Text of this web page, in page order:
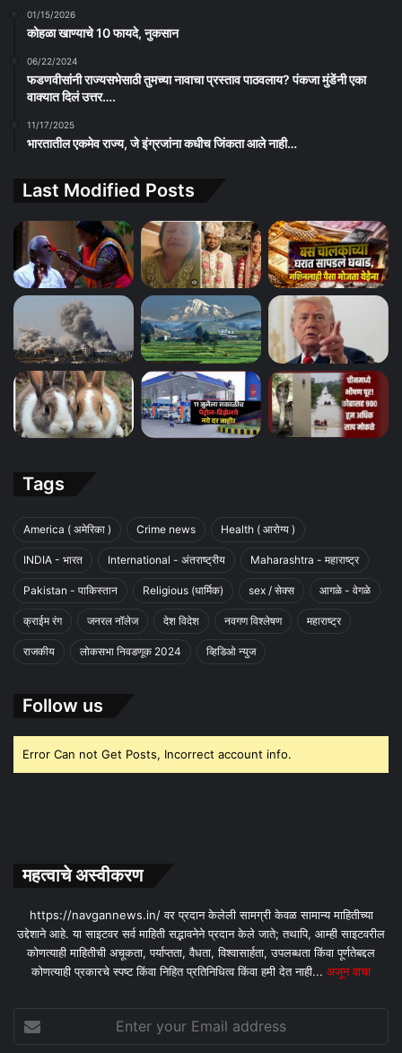
01/15/2026
कोहळा खाण्याचे 10 फायदे, नुकसान
06/22/2024
फडणवीसांनी राज्यसभेसाठी तुमच्या नावाचा प्रस्ताव पाठवलाय? पंकजा मुंडेंनी एका
वाक्यात दिलं उत्तर….
11/17/2025
भारतातील एकमेव राज्य, जे इंग्रजांना कधीच जिंकता आले नाही…
Last Modified Posts
Tags
America ( अमेरिका ) Crime news Health ( आरोग्य )
INDIA - भारत International - अंतराष्ट्रीय Maharashtra - महाराष्ट्र
Pakistan - पाकिस्तान Religious (धार्मिक) sex / सेक्स आगळे - वेगळे
क्राईम रंग जनरल नॉलेज देश विदेश नवगण विश्लेषण महाराष्ट्र
राजकीय लोकसभा निवडणूक 2024 व्हिडिओ न्युज
Follow us
Error Can not Get Posts, Incorrect account info.
महत्वाचे अस्वीकरण
https://navgannews.in/ वर प्रदान केलेली सामग्री केवळ सामान्य माहितीच्या
उद्देशाने आहे. या साइटवर सर्व माहिती सद्भावनेने प्रदान केले जाते; तथापि, आम्ही साइटवरील
कोणत्याही माहितीची अचूकता, पर्याप्तता, वैधता, विश्वासार्हता, उपलब्धता किंवा पूर्णतेबद्दल
कोणत्याही प्रकारचे स्पष्ट किंवा निहित प्रतिनिधित्व किंवा हमी देत ​​नाही... अजून वाचा
your